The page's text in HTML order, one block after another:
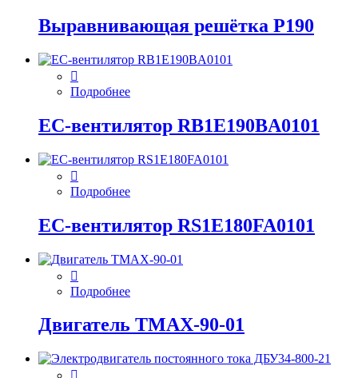
Выравнивающая решётка P190
Подробнее
EC-вентилятор RB1E190BA0101
Подробнее
EC-вентилятор RS1E180FA0101
Подробнее
Двигатель ТМАХ-90-01